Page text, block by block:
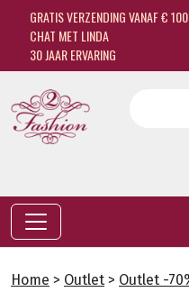
GRATIS VERZENDING VANAF € 100
CHAT MET LINDA
30 JAAR ERVARING
Home > Outlet > Outlet -